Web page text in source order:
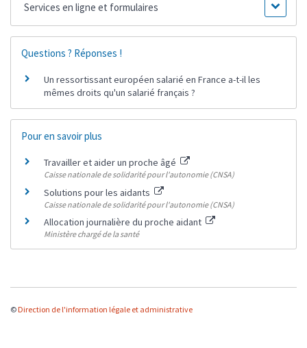
Services en ligne et formulaires
Questions ? Réponses !
Un ressortissant européen salarié en France a-t-il les
mêmes droits qu'un salarié français ?
Pour en savoir plus
Travailler et aider un proche âgé
Caisse nationale de solidarité pour l'autonomie (CNSA)
Solutions pour les aidants
Caisse nationale de solidarité pour l'autonomie (CNSA)
Allocation journalière du proche aidant
Ministère chargé de la santé
© Direction de l'information légale et administrative